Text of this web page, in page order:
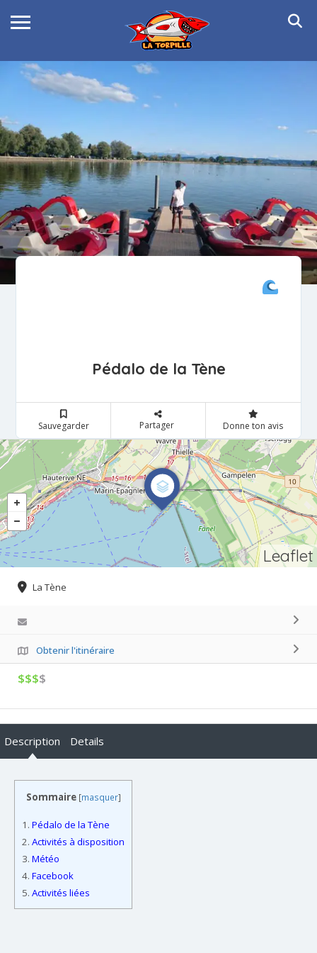
Pédalo de la Tène
Sauvegarder Partager Donne ton avis
Leaflet
La Tène
Obtenir l'itinéraire
$$$$
Description Details
Sommaire [masquer]
1. Pédalo de la Tène
2. Activités à disposition
3. Météo
4. Facebook
5. Activités liées